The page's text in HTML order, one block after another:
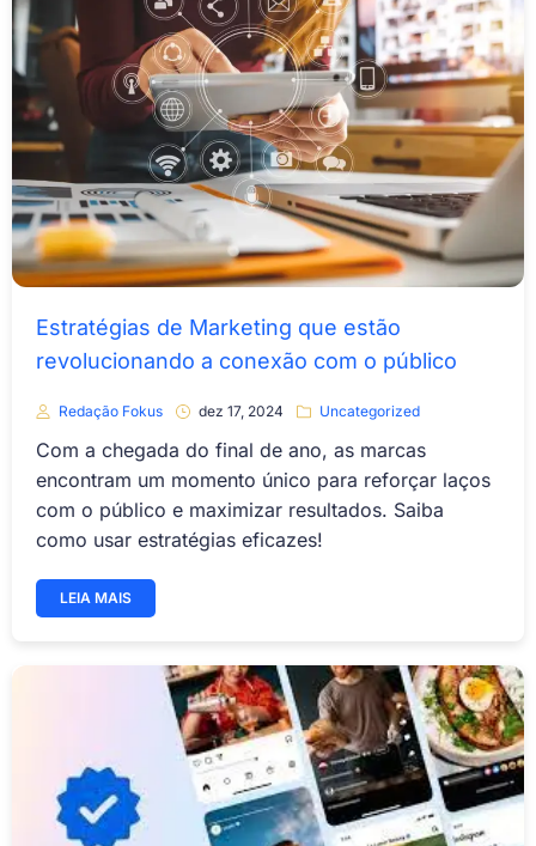
Estratégias de Marketing que estão
revolucionando a conexão com o público
Redação Fokus dez 17, 2024 Uncategorized
Com a chegada do final de ano, as marcas
encontram um momento único para reforçar laços
com o público e maximizar resultados. Saiba
como usar estratégias eficazes!
LEIA MAIS